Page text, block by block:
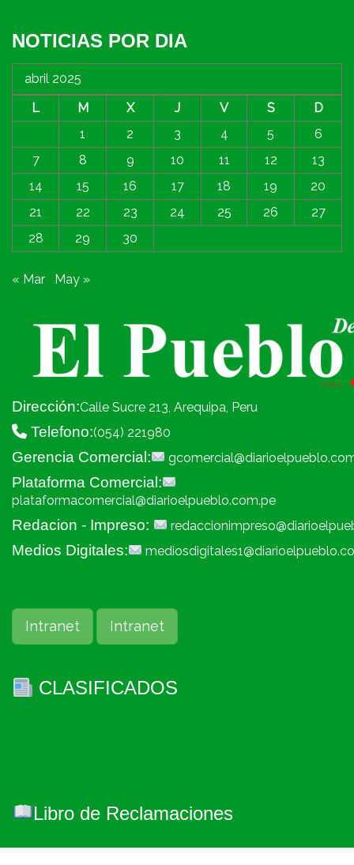
NOTICIAS POR DIA
abril 2025
L
M X J V S
D
1
2 3 4 5
6
7
8 9 10 11 12
13
14
15 16 17 18 19
20
21
22 23 24 25 26
27
28
29 30
« Mar May »
Dirección:Calle Sucre 213, Arequipa, Peru
Telefono:(054) 221980
Gerencia Comercial:
Plataforma Comercial:
plataformacomercial@diarioelpueblo.com.pe
Redacion - Impreso:
Medios Digitales:
Intranet Intranet
CLASIFICADOS
Libro de Reclamaciones